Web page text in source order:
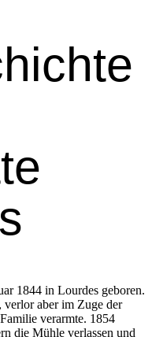
1844 in Lour­des geboren.
aber im Zuge der
ver­armte. 1854
die Müh­le ver­lassen und